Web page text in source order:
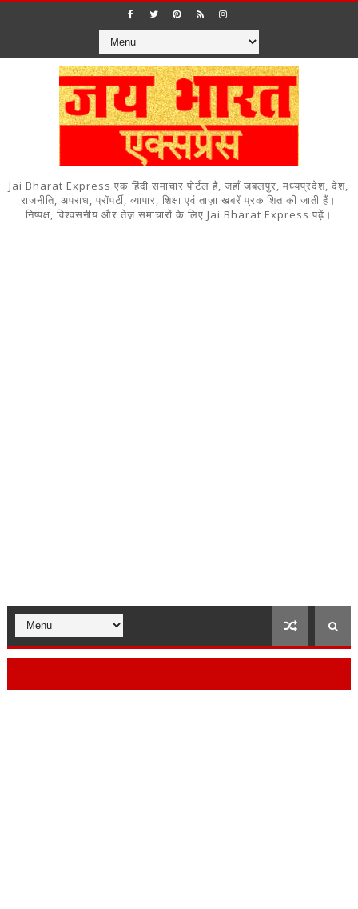
Jai Bharat Express एक हिंदी समाचार पोर्टल है, जहाँ जबलपुर, मध्यप्रदेश, देश,
राजनीति, अपराध, प्रॉपर्टी, व्यापार, शिक्षा एवं ताज़ा खबरें प्रकाशित की जाती हैं।
निष्पक्ष, विश्वसनीय और तेज़ समाचारों के लिए Jai Bharat Express पढ़ें।